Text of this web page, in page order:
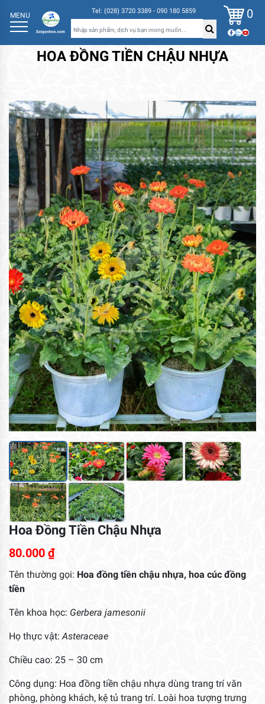
MENU Tel: (028) 3720 3389 - 090 180 5859 0
HOA ĐỒNG TIỀN CHẬU NHỰA
Hoa Đồng Tiền Chậu Nhựa
80.000 ₫
Tên thường gọi: Hoa đồng tiền chậu nhựa, hoa cúc đồng
tiền
Tên khoa học: Gerbera jamesonii
Họ thực vật: Asteraceae
Chiều cao: 25 – 30 cm
Công dụng: Hoa đồng tiền chậu nhựa dùng trang trí văn
phòng, phòng khách, kệ tủ trang trí. Loài hoa tượng trưng